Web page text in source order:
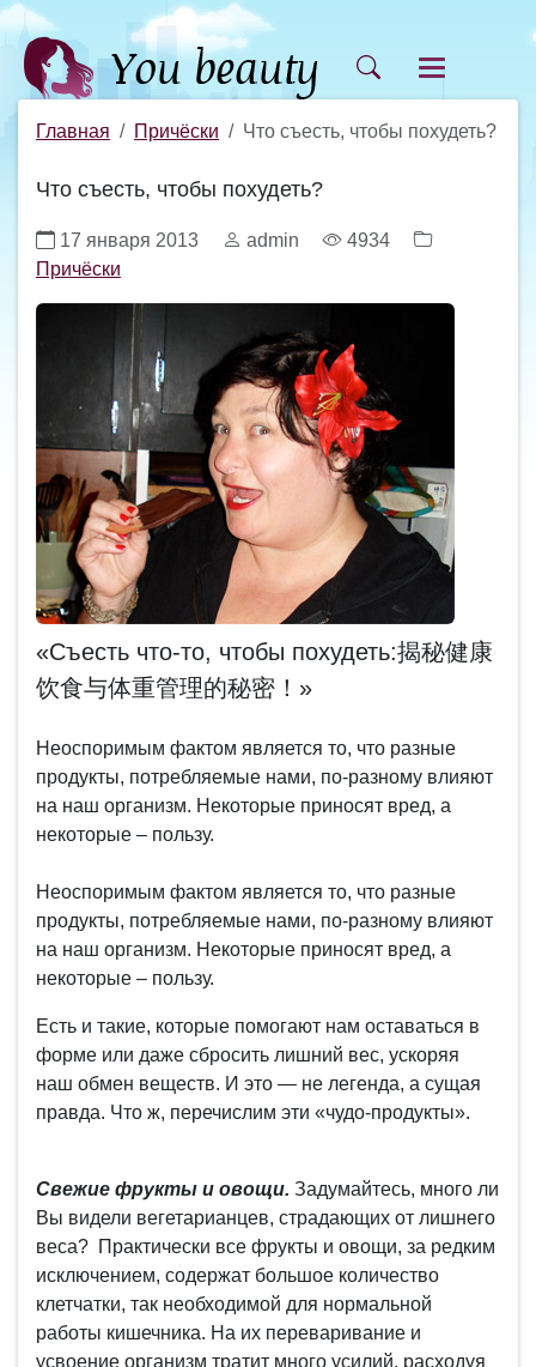
Главная Причёски Что съесть, чтобы похудеть?
Что съесть, чтобы похудеть?
17 января 2013 admin
4934
Причёски
«Съесть что-то, чтобы похудеть:揭秘健康
饮食与体重管理的秘密！»
Неоспоримым фактом является то, что разные
продукты, потребляемые нами, по-разному влияют
на наш организм. Некоторые приносят вред, а
некоторые – пользу.
Неоспоримым фактом является то, что разные
продукты, потребляемые нами, по-разному влияют
на наш организм. Некоторые приносят вред, а
некоторые – пользу.
Есть и такие, которые помогают нам оставаться в
форме или даже сбросить лишний вес, ускоряя
наш обмен веществ. И это — не легенда, а сущая
правда. Что ж, перечислим эти «чудо-продукты».
Свежие фрукты и овощи. Задумайтесь, много ли
Вы видели вегетарианцев, страдающих от лишнего
веса? Практически все фрукты и овощи, за редким
исключением, содержат большое количество
клетчатки, так необходимой для нормальной
работы кишечника. На их переваривание и
усвоение организм тратит много усилий, расходуя